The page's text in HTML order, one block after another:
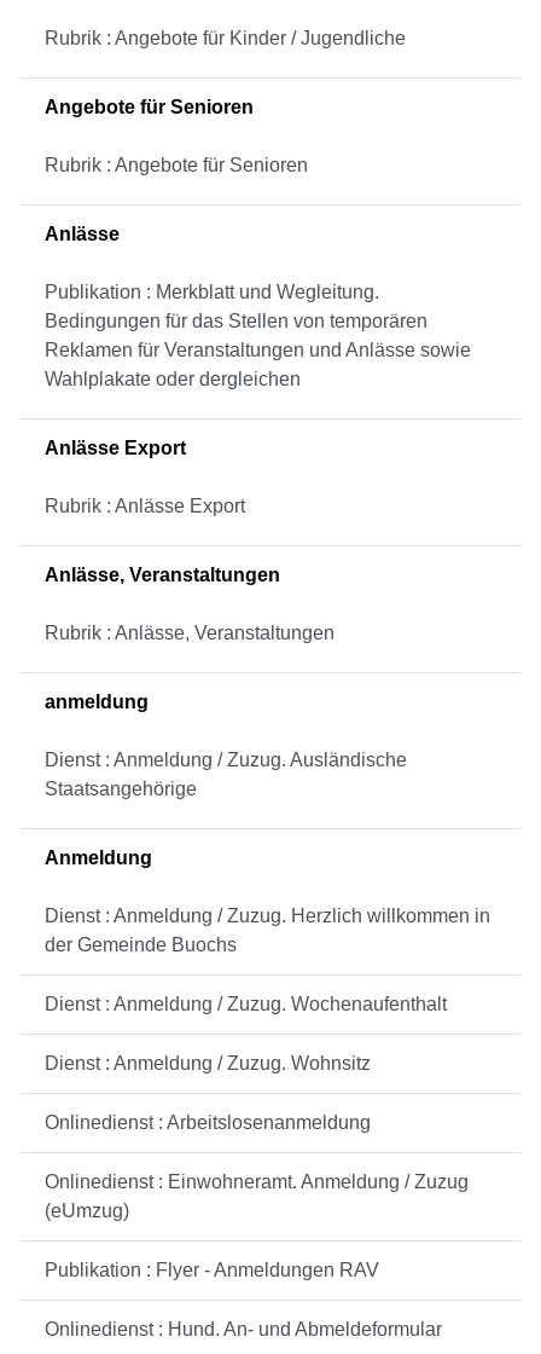
Rubrik : Angebote für Kinder / Jugendliche
Angebote für Senioren
Rubrik : Angebote für Senioren
Anlässe
Publikation : Merkblatt und Wegleitung.
Bedingungen für das Stellen von temporären
Reklamen für Veranstaltungen und Anlässe sowie
Wahlplakate oder dergleichen
Anlässe Export
Rubrik : Anlässe Export
Anlässe, Veranstaltungen
Rubrik : Anlässe, Veranstaltungen
anmeldung
Dienst : Anmeldung / Zuzug. Ausländische
Staatsangehörige
Anmeldung
Dienst : Anmeldung / Zuzug. Herzlich willkommen in
der Gemeinde Buochs
Dienst : Anmeldung / Zuzug. Wochenaufenthalt
Dienst : Anmeldung / Zuzug. Wohnsitz
Onlinedienst : Arbeitslosenanmeldung
Onlinedienst : Einwohneramt. Anmeldung / Zuzug
(eUmzug)
Publikation : Flyer - Anmeldungen RAV
Onlinedienst : Hund. An- und Abmeldeformular